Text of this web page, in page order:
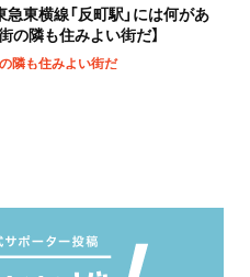
東横線「反町駅」には何があ
の隣も住みよい街だ】
隣も住みよい街だ